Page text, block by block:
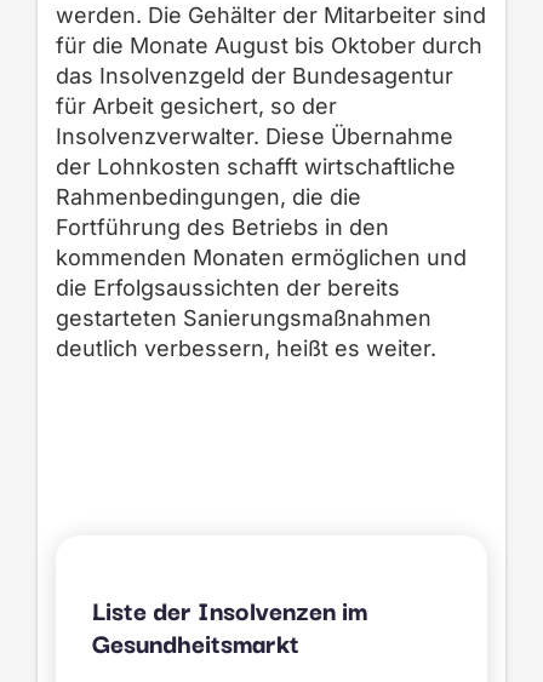
werden. Die Gehälter der Mitarbeiter sind
für die Monate August bis Oktober durch
das Insolvenzgeld der Bundesagentur
für Arbeit gesichert, so der
Insolvenzverwalter. Diese Übernahme
der Lohnkosten schafft wirtschaftliche
Rahmenbedingungen, die die
Fortführung des Betriebs in den
kommenden Monaten ermöglichen und
die Erfolgsaussichten der bereits
gestarteten Sanierungsmaßnahmen
deutlich verbessern, heißt es weiter.
Liste der Insolvenzen im
Gesundheitsmarkt